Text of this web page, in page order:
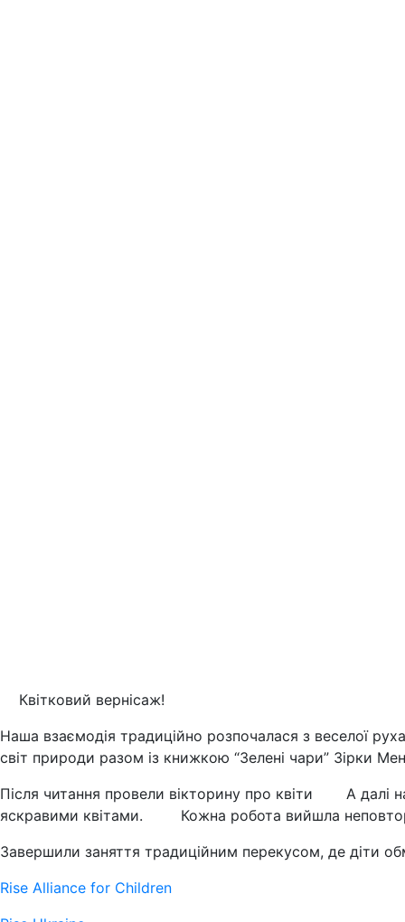
Квітковий вернісаж!
Наша взаємодія традиційно розпочалася з веселої
світ природи разом із книжкою “Зелені чари” Зірки
Після читання провели вікторину про квіти
А далі
яскравими квітами.
Кожна робота вийшла
Завершили заняття традиційним перекусом, де діти
Rise Alliance for Children